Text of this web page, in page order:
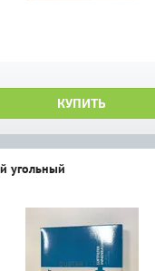
КУПИТЬ
угольный